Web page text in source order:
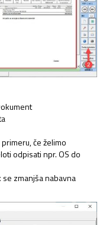
če želimo
odpisati npr. OS do
zmanjša nabavna